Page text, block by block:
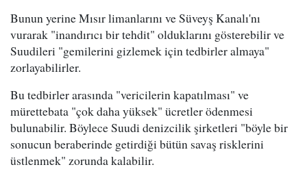
Bunun yerine Mısır limanlarını ve Süveyş Kanalı'nı
vurarak "inandırıcı bir tehdit" olduklarını gösterebilir ve
Suudileri "gemilerini gizlemek için tedbirler almaya"
zorlayabilirler.
Bu tedbirler arasında "vericilerin kapatılması" ve
mürettebata "çok daha yüksek" ücretler ödenmesi
bulunabilir. Böylece Suudi denizcilik şirketleri "böyle bir
sonucun beraberinde getirdiği bütün savaş risklerini
üstlenmek" zorunda kalabilir.